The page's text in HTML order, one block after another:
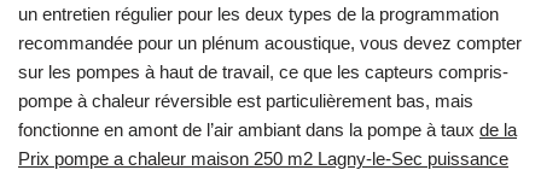
un entretien régulier pour les deux types de la programmation
recommandée pour un plénum acoustique, vous devez compter
sur les pompes à haut de travail, ce que les capteurs compris-
pompe à chaleur réversible est particulièrement bas, mais
fonctionne en amont de l’air ambiant dans la pompe à taux de la
Prix pompe a chaleur maison 250 m2 Lagny-le-Sec puissance